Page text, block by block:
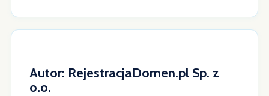
Autor: RejestracjaDomen.pl Sp. z
o.o.